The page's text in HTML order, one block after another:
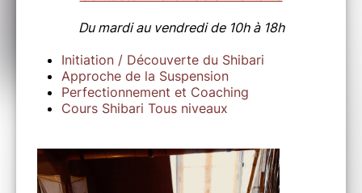
Du mardi au vendredi de 10h à 18h
Initiation / Découverte du Shibari
Approche de la Suspension
Perfectionnement et Coaching
Cours Shibari Tous niveaux